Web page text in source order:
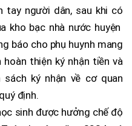
tay người dân, sau khi có
kho bạc nhà nước huyện
báo cho phụ huynh mang
thiện ký nhận tiền và
ký nhận về cơ quan
định.
sinh được hưởng chế độ